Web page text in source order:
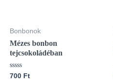
Bonbonok
Mézes bonbon
tejcsokoládéban
Értékelés:
700 Ft